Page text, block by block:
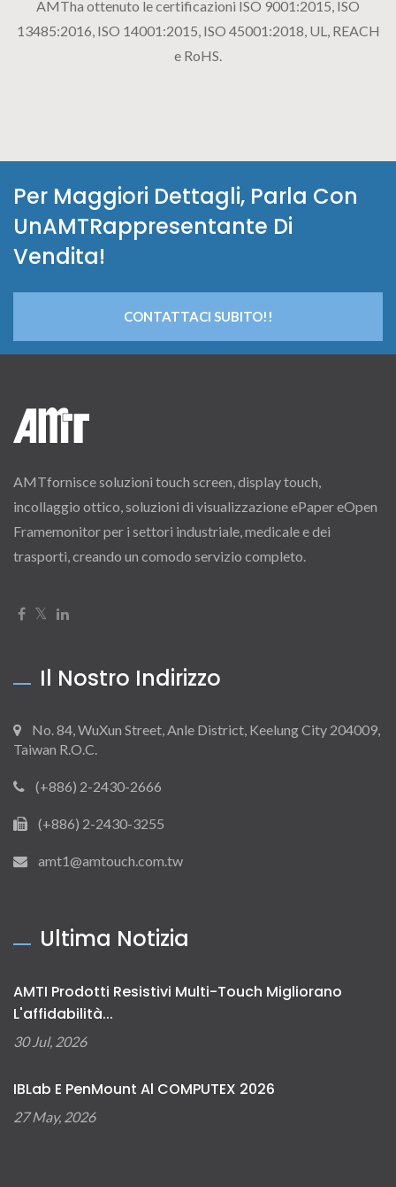
AMTha ottenuto le certificazioni ISO 9001:2015, ISO
13485:2016, ISO 14001:2015, ISO 45001:2018, UL, REACH
e RoHS.
Per Maggiori Dettagli, Parla Con
UnAMTRappresentante Di
Vendita!
CONTATTACI SUBITO!!
AMTfornisce soluzioni touch screen, display touch,
incollaggio ottico, soluzioni di visualizzazione ePaper eOpen
Framemonitor per i settori industriale, medicale e dei
trasporti, creando un comodo servizio completo.
Il Nostro Indirizzo
No. 84, WuXun Street, Anle District, Keelung City 204009,
Taiwan R.O.C.
(+886) 2-2430-2666
(+886) 2-2430-3255
amt1@amtouch.com.tw
Ultima Notizia
AMTI Prodotti Resistivi Multi-Touch Migliorano
L'affidabilità...
30 Jul, 2026
IBLab E PenMount Al COMPUTEX 2026
27 May, 2026